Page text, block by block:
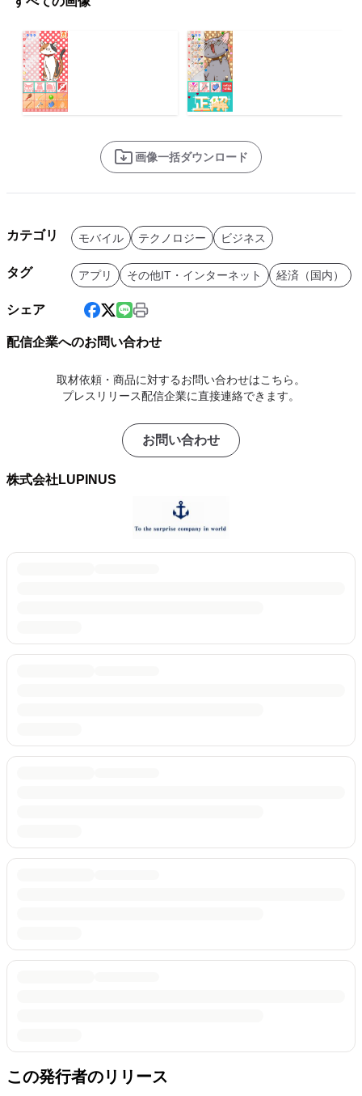
画像一括ダウンロード
カテゴリ モバイル テクノロジー ビジネス
タグ アプリ その他IT・インターネット 経済（国内）
シェア
配信企業へのお問い合わせ
取材依頼・商品に対するお問い合わせはこちら。
プレスリリース配信企業に直接連絡できます。
お問い合わせ
株式会社LUPINUS
この発行者のリリース